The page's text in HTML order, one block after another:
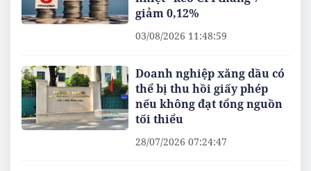
giảm 0,12%
03/08/2026 11:48:59
Doanh nghiệp xăng dầu có
thể bị thu hồi giấy phép
nếu không đạt tổng nguồn
tối thiểu
28/07/2026 07:24:47